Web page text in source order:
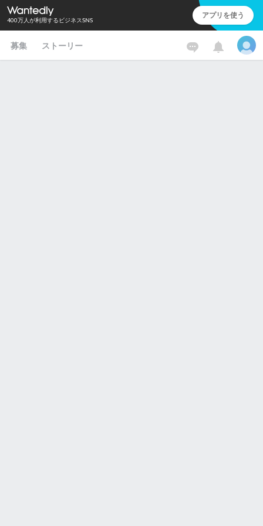
400万人が利用するビジネスSNS アプリを使う
募集 ストーリー